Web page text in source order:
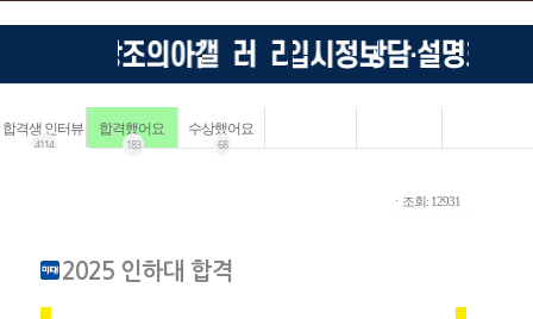
합격생 인터뷰
4114
합격했어요
183
수상했어요
68
ㆍ조회: 12931
2025 인하대 합격